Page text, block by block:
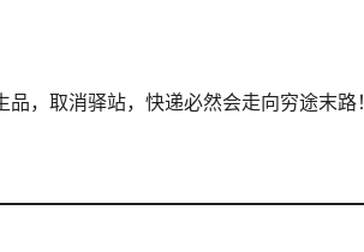
，取消驿站，快递必然会走向穷途末路！